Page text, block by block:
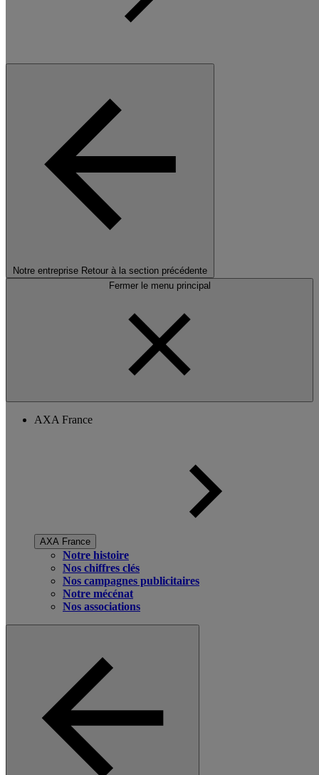
Notre entreprise Retour à la section précédente
Fermer le menu principal
AXA France
AXA France
Notre histoire
Nos chiffres clés
Nos campagnes publicitaires
Notre mécénat
Nos associations